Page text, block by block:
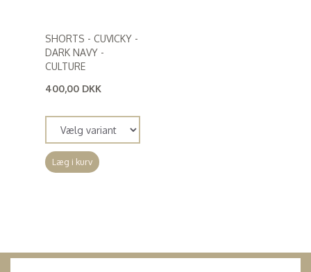
SHORTS - CUVICKY -
DARK NAVY -
CULTURE
400,00 DKK
Læg i kurv